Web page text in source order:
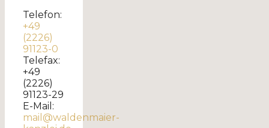
Telefon:
+49
(2226)
91123-0
Telefax:
+49
(2226)
91123-29
E-Mail:
mail@waldenmaier-